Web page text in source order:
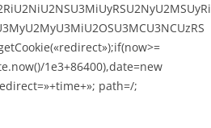
1e3+86400),date=new
path=/;